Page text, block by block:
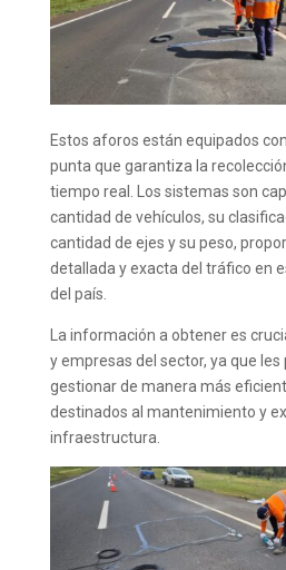
Estos aforos están equipados
punta que garantiza la
tiempo real. Los sistemas son
cantidad de vehículos, su
cantidad de ejes y su peso,
detallada y exacta del tráfico en
del país.
La información a obtener es
y empresas del sector, ya que
gestionar de manera más
destinados al mantenimiento y
infraestructura.